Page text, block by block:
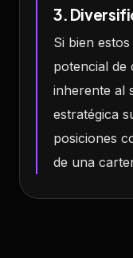
3.
Si bien
potencial de
inherente al
estratégica
posiciones
de una